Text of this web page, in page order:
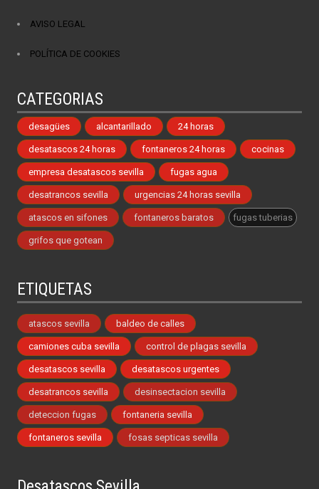
AVISO LEGAL
POLÍTICA DE COOKIES
CATEGORIAS
desagües alcantarillado 24 horas
desatascos 24 horas fontaneros 24 horas cocinas
empresa desatascos sevilla fugas agua
desatrancos sevilla urgencias 24 horas sevilla
atascos en sifones fontaneros baratos fugas tuberias
grifos que gotean
ETIQUETAS
atascos sevilla baldeo de calles
camiones cuba sevilla control de plagas sevilla
desatascos sevilla desatascos urgentes
desatrancos sevilla desinsectacion sevilla
deteccion fugas fontaneria sevilla
fontaneros sevilla fosas septicas sevilla